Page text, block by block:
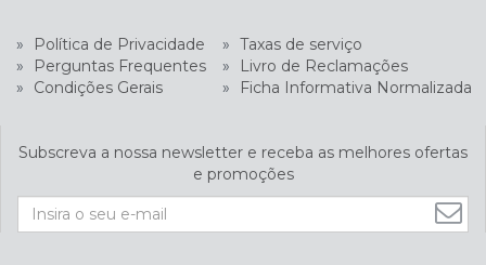
» Política de Privacidade » Taxas de serviço
»
Perguntas Frequentes »
Livro de Reclamações
»
Condições Gerais » Ficha Informativa Normalizada
Subscreva a nossa newsletter e receba as melhores ofertas
e promoções